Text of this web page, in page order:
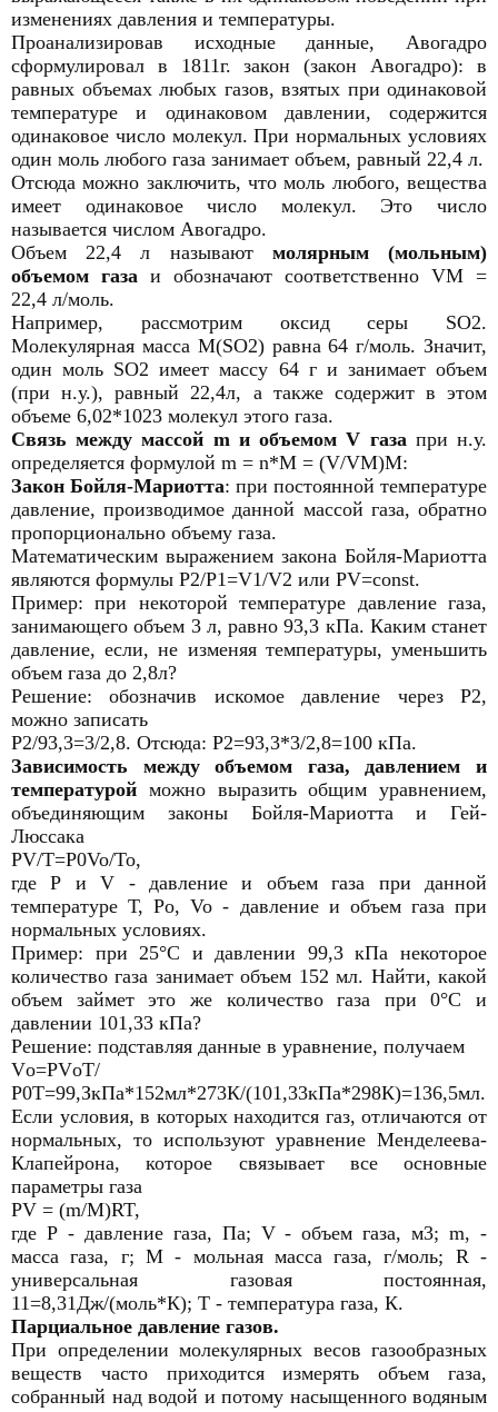
изменениях давления и температуры.
Проанализировав исходные данные, Авогадро
сформулировал в 1811г. закон (закон Авогадро): в
равных объемах любых газов, взятых при одинаковой
температуре и одинаковом давлении, содержится
одинаковое число молекул. При нормальных условиях
один моль любого газа занимает объем, равный 22,4 л.
Отсюда можно заключить, что моль любого, вещества
имеет одинаковое число молекул. Это число
называется числом Авогадро.
Объем 22,4 л называют молярным (мольным)
объемом газа и обозначают соответственно VM =
22,4 л/моль.
Например, рассмотрим оксид серы SO2.
Молекулярная масса M(SO2) равна 64 г/моль. Значит,
один моль SO2 имеет массу 64 г и занимает объем
(при н.у.), равный 22,4л, а также содержит в этом
объеме 6,02*1023 молекул этого газа.
Связь между массой m и объемом V газапри н.у.
определяется формулой m = n*M = (V/VM)M:
Закон Бойля-Мариотта: при постоянной температуре
давление, производимое данной массой газа, обратно
пропорционально объему газа.
Математическим выражением закона Бойля-Мариотта
являются формулы P2/P1=V1/V2 или PV=const.
Пример: при некоторой температуре давление газа,
занимающего объем 3 л, равно 93,3 кПа. Каким станет
давление, если, не изменяя температуры, уменьшить
объем газа до 2,8л?
Решение: обозначив искомое давление через Р2,
можно записать
Р2/93,3=3/2,8. Отсюда: Р2=93,3*3/2,8=100 кПа.
Зависимость между объемом газа, давлением и
температурой можно выразить общим уравнением,
объединяющим законы Бойля-Мариотта и Гей-
Люссака
PV/T=P0Vo/To,
где Р и V - давление и объем газа при данной
температуре Т, Ро, Vo - давление и объем газа при
нормальных условиях.
Пример: при 25°С и давлении 99,3 кПа некоторое
количество газа занимает объем 152 мл. Найти, какой
объем займет это же количество газа при 0°С и
давлении 101,33 кПа?
Решение: подставляя данные в уравнение, получаем
Vо=РVоТ/
Р0Т=99,ЗкПа*152мл*273К/(101,33кПа*298К)=136,5мл.
Если условия, в которых находится газ, отличаются от
нормальных, то используют уравнение Менделеева-
Клапейрона, которое связывает все основные
параметры газа
PV = (m/M)RT,
где Р - давление газа, Па; V - объем газа, м3; m, -
масса газа, г; М - мольная масса газа, г/моль; R -
универсальная газовая постоянная,
11=8,31Дж/(моль*К); Т - температура газа, К.
Парциальное давление газов.
При определении молекулярных весов газообразных
веществ часто приходится измерять объем газа,
собранный над водой и потому насыщенного водяным